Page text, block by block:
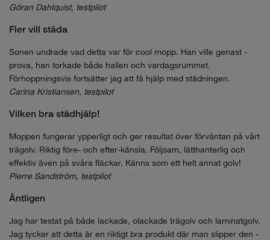
Göran Dahlquist, testpilot
Fler vill städa
Sonen undrade vad detta var för cool mopp. Han ville genast ­
prova, han torkade både ­hallen och ­vardagsrummet.
Förhoppningsvis fortsätter jag att få hjälp med städningen.
Carina Kristiansen, testpilot
Vilken bra städhjälp!
Moppen fungerar ypperligt och ger resultat över förväntan på vårt
trägolv. Riktig före- och efter-känsla. ­Följsam, lätthanterlig och
effektiv även på svåra fläckar. Känns som ett helt annat golv!
Pierre Sandström, testpilot
Äntligen
Jag har testat på både lackade, olackade trägolv och ­laminatgolv.
Jag tycker att ­detta är en riktigt bra produkt där man slipper den ­